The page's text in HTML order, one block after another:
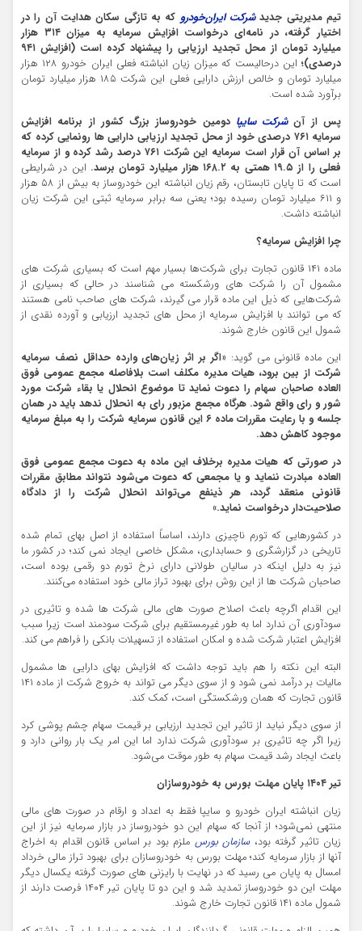
تیم مدیریتی جدیدشرکت ایران‌خودروکه به تازگی سکان هدایت آن را در
اختیار گرفته، در نامه‌ای درخواست افزایش سرمایه به میزان ۳۱۴ هزار
میلیارد تومان از محل تجدید ارزیابی را پیشنهاد کرده است (افزایش ۹۴۱
درصدی)‌؛
این درحالیست که میزان زیان انباشته فعلی ایران خودرو ۱۲۸ هزار
میلیارد تومان و خالص ارزش دارایی فعلی این شرکت ۱۸۵ هزار میلیارد تومان
برآورد شده است.
پس از آنشرکت سایپا دومین خودروساز بزرگ کشور از برنامه افزایش
سرمایه ۷۶۱ درصدی خود از محل تجدید ارزیابی دارایی ها رونمایی کرده که
بر اساس آن قرار است سرمایه این شرکت ۷۶۱ درصد رشد کرده و از سرمایه
فعلی را از ۱۹.۵ همتی به ۱۶۸.۲ هزار میلیارد تومان برسد.
این در شرایطی
است که تا پایان تابستان، رقم زیان انباشته این خودروساز به بیش از ۵۸ هزار
و ۶۱۱ میلیارد تومان رسیده بود؛ یعنی سه برابر سرمایه ثبتی این شرکت زیان
انباشته داشت.
چرا افزایش سرمایه؟
ماده ۱۴۱ قانون تجارت برای شرکت‌ها بسیار مهم است که بسیاری شرکت های
مشمول آن را شرکت های ورشکسته می شناسند در حالی که بسیاری از
شرکت‌هایی که ذیل این ماده قرار می گیرند، شرکت های صاحب نامی هستند
که می توانند با افزایش سرمایه از محل های تجدید ارزیابی و آورده نقدی از
شمول این قانون خارج شوند.
این ماده قانونی می گوید: «اگر بر اثر زیان‌های وارده حداقل نصف سرمایه
شرکت از بین برود، هیات مدیره مکلف است بلافاصله مجمع عمومی فوق
العاده صاحبان سهام را دعوت نماید تا موضوع انحلال یا بقاء شرکت مورد
شور و رای واقع شود. هرگاه مجمع مزبور رای به انحلال ندهد باید در همان
جلسه و با رعایت مقررات ماده ۶ این قانون سرمایه شرکت را به مبلغ سرمایه
موجود کاهش دهد.
در صورتی که هیات مدیره برخلاف این ماده به دعوت مجمع عمومی فوق
العاده مبادرت ننماید و یا مجمعی که دعوت می‌شود نتواند مطابق مقررات
قانونی منعقد گردد، هر ذینفع می‌تواند انحلال شرکت را از دادگاه
صلاحیت‌دار درخواست نماید.»
در کشورهایی که تورم ناچیزی دارند، اساساً استفاده از اصل بهای تمام شده
تاریخی در گزارشگری و حسابداری، مشکل خاصی ایجاد نمی کند؛ در کشور ما
نیز به دلیل اینکه در سالیان طولانی دارای نرخ تورم دو رقمی بوده است،
صاحبان شرکت ها از این روش برای بهبود تراز مالی خود استفاده می‌کنند.
این اقدام اگرچه باعث اصلاح صورت های مالی شرکت ها شده و تاثیری در
سودآوری آن ندارد اما به طور غیرمستقیم برای شرکت سودمند است زیرا سبب
افزایش اعتبار شرکت شده و امکان استفاده از تسهیلات بانکی را فراهم می کند.
البته این نکته را هم باید توجه داشت که افزایش بهای دارایی ها مشمول
مالیات بر درآمد نمی شود و از سوی دیگر می تواند به خروج شرکت از ماده ۱۴۱
قانون تجارت که همان ورشکستگی است، کمک کند.
از سوی دیگر نباید از تاثیر این تجدید ارزیابی بر قیمت سهام چشم پوشی کرد
زیرا اگر چه تاثیری بر سودآوری شرکت ندارد اما این امر یک بار روانی دارد و
باعث ایجاد رشد قیمت سهام به طور موقت می‌شود.
تیر ۱۴۰۴ پایان مهلت بورس به خودروسازان
زیان انباشته ایران خودرو و سایپا فقط به اعداد و ارقام در صورت های مالی
منتهی نمی‌شود؛ از آنجا که سهام این دو خودروساز در بازار سرمایه نیز از این
زیان تاثیر گرفته بود، سازمان بورس ملزم بود بر اساس قانون اقدام به اخراج
آنها از بازار سرمایه کند؛ مهلت بورس به خودروسازان برای بهبود تراز مالی خرداد
امسال به پایان می رسید که در نهایت با رایزنی های صورت گرفته یکسال دیگر
مهلت این دو خودروساز تمدید شد و این دو تا پایان تیر ۱۴۰۴ فرصت دارند از
شمول ماده ۱۴۱ قانون تجارت خارج شوند.